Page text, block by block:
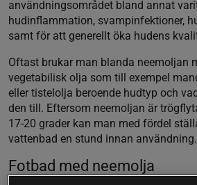
användningsområdet bland annat
hudinflammation, svampinfektioner,
samt för att generellt öka hudens
Oftast brukar man blanda neemoljan
vegetabilisk olja som till exempel
eller tistelolja beroende hudtyp och
den till. Eftersom neemoljan är
17-20 grader kan man med fördel
vattenbad en stund innan användning.
Fotbad med neemolja